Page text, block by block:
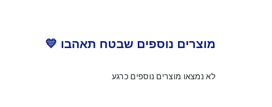
מוצרים נוספים שבטח תאהבו 💛
לא נמצאו מוצרים נוספים כרגע